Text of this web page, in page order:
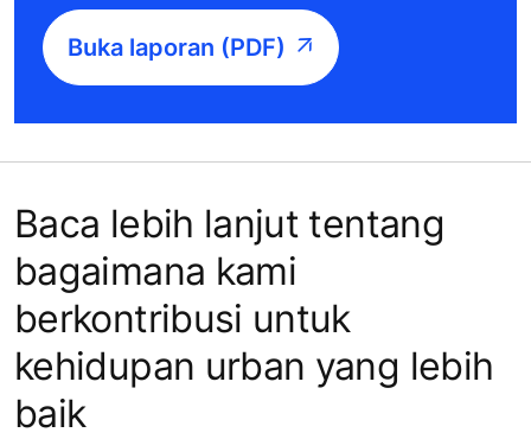
Buka laporan (PDF)
Baca lebih lanjut tentang
bagaimana kami
berkontribusi untuk
kehidupan urban yang lebih
baik